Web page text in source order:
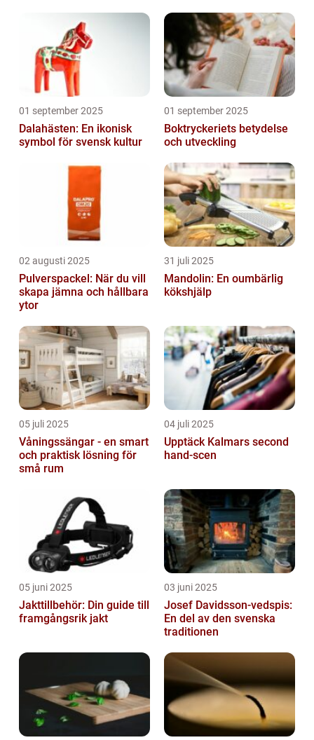
01 september 2025
Dalahästen: En ikonisk
symbol för svensk kultur
01 september 2025
Boktryckeriets betydelse
och utveckling
02 augusti 2025
Pulverspackel: När du vill
skapa jämna och hållbara
ytor
31 juli 2025
Mandolin: En oumbärlig
kökshjälp
05 juli 2025
Våningssängar - en smart
och praktisk lösning för
små rum
04 juli 2025
Upptäck Kalmars second
hand-scen
05 juni 2025
Jakttillbehör: Din guide till
framgångsrik jakt
03 juni 2025
Josef Davidsson-vedspis:
En del av den svenska
traditionen